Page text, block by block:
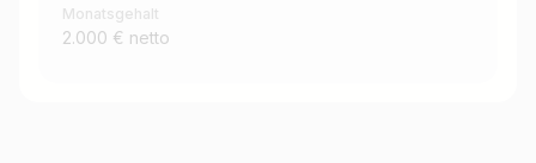
Monatsgehalt
2.000 € netto